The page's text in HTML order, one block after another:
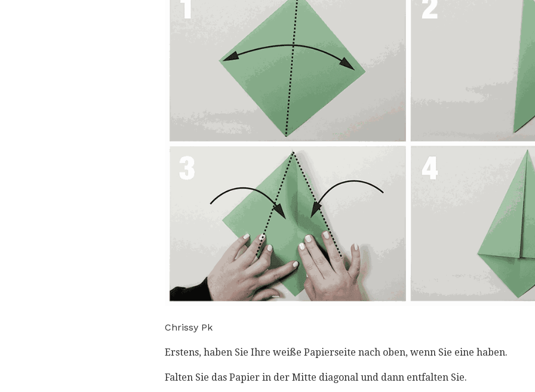
Chrissy Pk
Erstens, haben Sie Ihre weiße Papierseite nach oben, wenn Sie eine haben.
Falten Sie das Papier in der Mitte diagonal und dann entfalten Sie.